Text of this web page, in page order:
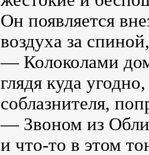
Он появляется
воздуха за
— Колоколами
глядя куда
соблазнителя,
— Звоном из
и что-то в этом